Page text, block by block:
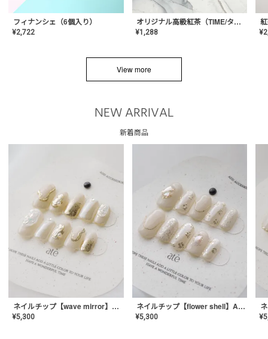
フィナンシェ（6個入り）
¥2,722
オリジナル高級紅茶（TIME/タイム）【ギフト/プチギフト/プレゼント/内祝い/結婚式/オリジナル配合/高品質/ハーブティー/茶葉/記念日/お返し/手土産/美容/おしゃれ】
¥1,288 ¥
View more
NEW ARRIVAL
新着商品
ネイルチップ【wave mirror】AE-CONA-04
¥5,300
ネイルチップ【flower shell】AE-CONA-03
¥5,300 ¥